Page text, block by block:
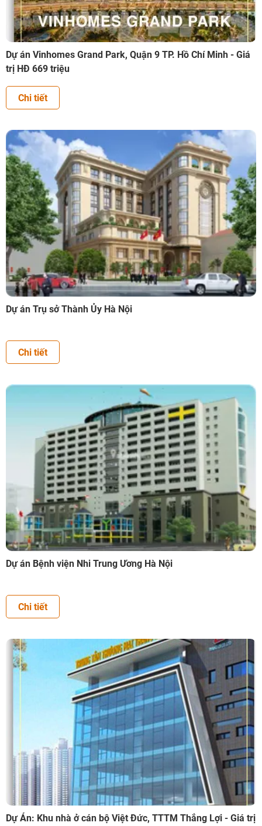
Dự án Vinhomes Grand Park, Quận 9 TP. Hồ Chí Minh - Giá
trị HĐ 669 triệu
Chi tiết
Dự án Trụ sở Thành Ủy Hà Nội
Chi tiết
Dự án Bệnh viện Nhi Trung Ương Hà Nội
Chi tiết
Dự Án: Khu nhà ở cán bộ Việt Đức, TTTM Thắng Lợi - Giá trị